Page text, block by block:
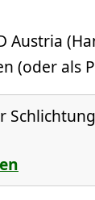
Austria
(oder als